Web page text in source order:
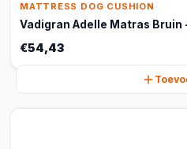
MATTRESS DOG CUSHION
Vadigran Adelle Matras Bruin
€54,43